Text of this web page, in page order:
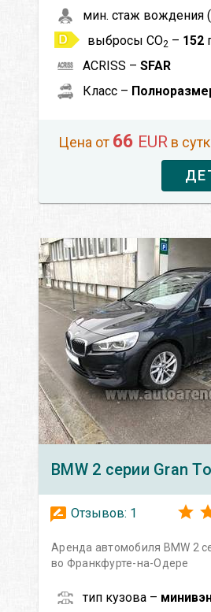
мин. стаж вождения
выбросы CO2 – 152
ACRISS – SFAR
Класс –
Цена от 66 EUR в
BMW 2 серии Gran
Отзывов: 1
Аренда автомобиля BMW 2
во Франкфурте-на-Одере
тип кузова –